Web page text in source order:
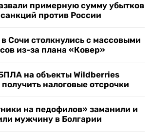
примерную сумму убытков
против России
Сочи столкнулись с массовыми
из-за плана «Ковер»
на объекты Wildberries
налоговые отсрочки
на педофилов» заманили и
мужчину в Болгарии